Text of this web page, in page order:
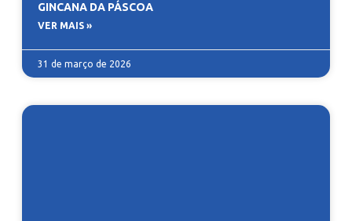
GINCANA DA PÁSCOA
VER MAIS »
31 de março de 2026